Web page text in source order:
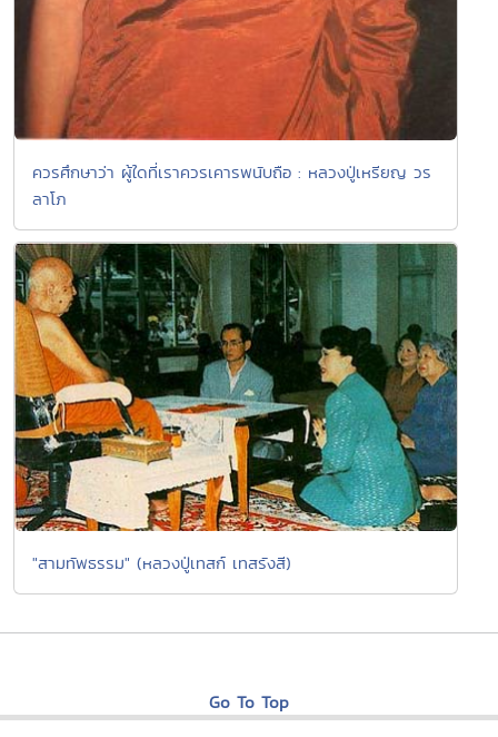
ควรศึกษาว่า ผู้ใดที่เราควรเคารพนับถือ : หลวงปู่เหรียญ วร
ลาโภ
"สามทัพธรรม" (หลวงปู่เทสก์ เทสรังสี)
Go To Top